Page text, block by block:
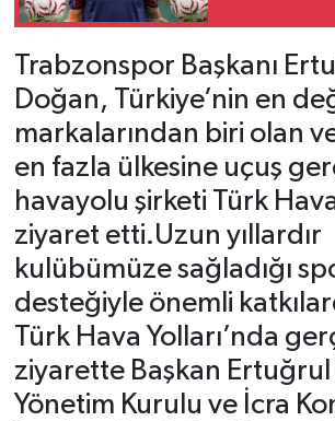
Trabzonspor Başkanı
Doğan, Türkiye’nin en
markalarından biri olan
en fazla ülkesine uçuş
havayolu şirketi Türk Hava
ziyaret etti.Uzun yıllardır
kulübümüze sağladığı
desteğiyle önemli
Türk Hava Yolları’nda
ziyarette Başkan
Yönetim Kurulu ve İcra